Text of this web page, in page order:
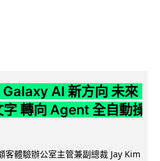
AI 新方向 未來
轉向 Agent 全自動操
體驗辦公室主管兼副總裁 Jay Kim